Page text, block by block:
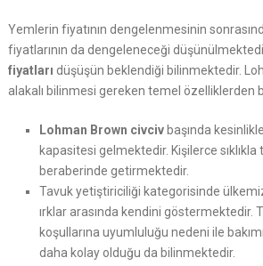
Yemlerin fiyatının dengelenmesinin
fiyatlarının da dengeleneceği
fiyatları düşüşün beklendiği bilinmektedir.
alakalı bilinmesi gereken temel özelliklerden
Lohman Brown civcivbaşında
kapasitesi gelmektedir. Kişilerce
beraberinde getirmektedir.
Tavuk yetiştiriciliği kategorisinde
ırklar arasında kendini göstermektedir.
koşullarına uyumluluğu nedeni ile
daha kolay olduğu da bilinmektedir.